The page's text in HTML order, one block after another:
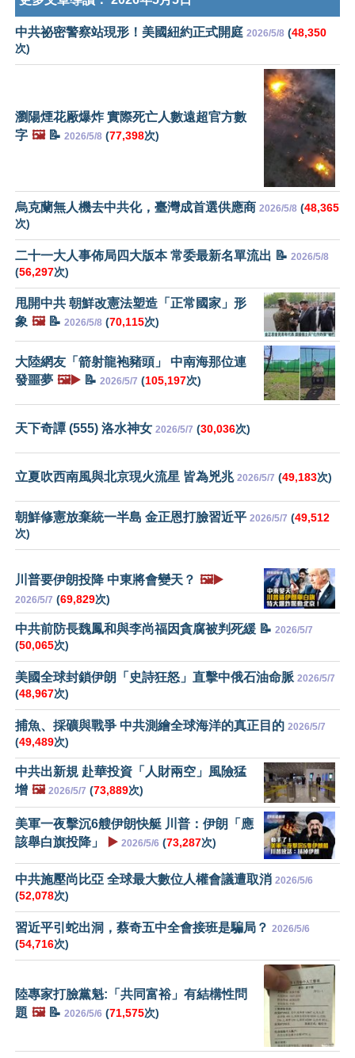
中共祕密警察站現形！美國紐約正式開庭 2026/5/8 (48,350
次)
瀏陽煙花厰爆炸 實際死亡人數遠超官方數
字 🖼️📝 2026/5/8 (77,398次)
烏克蘭無人機去中共化，臺灣成首選供應商 2026/5/8 (48,365
次)
二十一大人事佈局四大版本 常委最新名單流出 📝 2026/5/8
(56,297次)
甩開中共 朝鮮改憲法塑造「正常國家」形
象 🖼️📝 2026/5/8 (70,115次)
大陸網友「箭射龍袍豬頭」 中南海那位連
發噩夢 🖼️▶️ 📝 2026/5/7 (105,197次)
天下奇譚 (555) 洛水神女 2026/5/7 (30,036次)
立夏吹西南風與北京現火流星 皆為兇兆 2026/5/7 (49,183次)
朝鮮修憲放棄統一半島 金正恩打臉習近平 2026/5/7 (49,512
次)
川普要伊朗投降 中東將會變天？ 🖼️▶️
2026/5/7 (69,829次)
中共前防長魏鳳和與李尚福因貪腐被判死緩 📝 2026/5/7
(50,065次)
美國全球封鎖伊朗「史詩狂怒」直擊中俄石油命脈 2026/5/7
(48,967次)
捕魚、採礦與戰爭 中共測繪全球海洋的真正目的 2026/5/7
(49,489次)
中共出新規 赴華投資「人財兩空」風險猛
增 🖼️ 2026/5/7 (73,889次)
美軍一夜擊沉6艘伊朗快艇 川普：伊朗「應
該舉白旗投降」
▶️ 2026/5/6 (73,287次)
中共施壓尚比亞 全球最大數位人權會議遭取消 2026/5/6
(52,078次)
習近平引蛇出洞，蔡奇五中全會接班是騙局？ 2026/5/6
(54,716次)
陸專家打臉黨魁:「共同富裕」有結構性問
題 🖼️📝 2026/5/6 (71,575次)